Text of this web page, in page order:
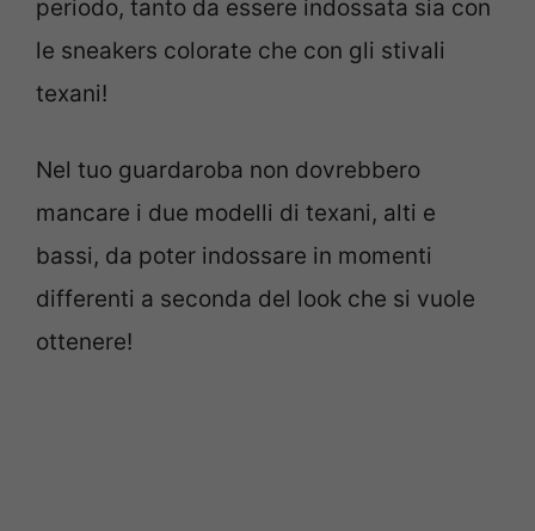
periodo, tanto da essere indossata sia con
le sneakers colorate che con gli stivali
texani!
Nel tuo guardaroba non dovrebbero
mancare i due modelli di texani, alti e
bassi, da poter indossare in momenti
differenti a seconda del look che si vuole
ottenere!